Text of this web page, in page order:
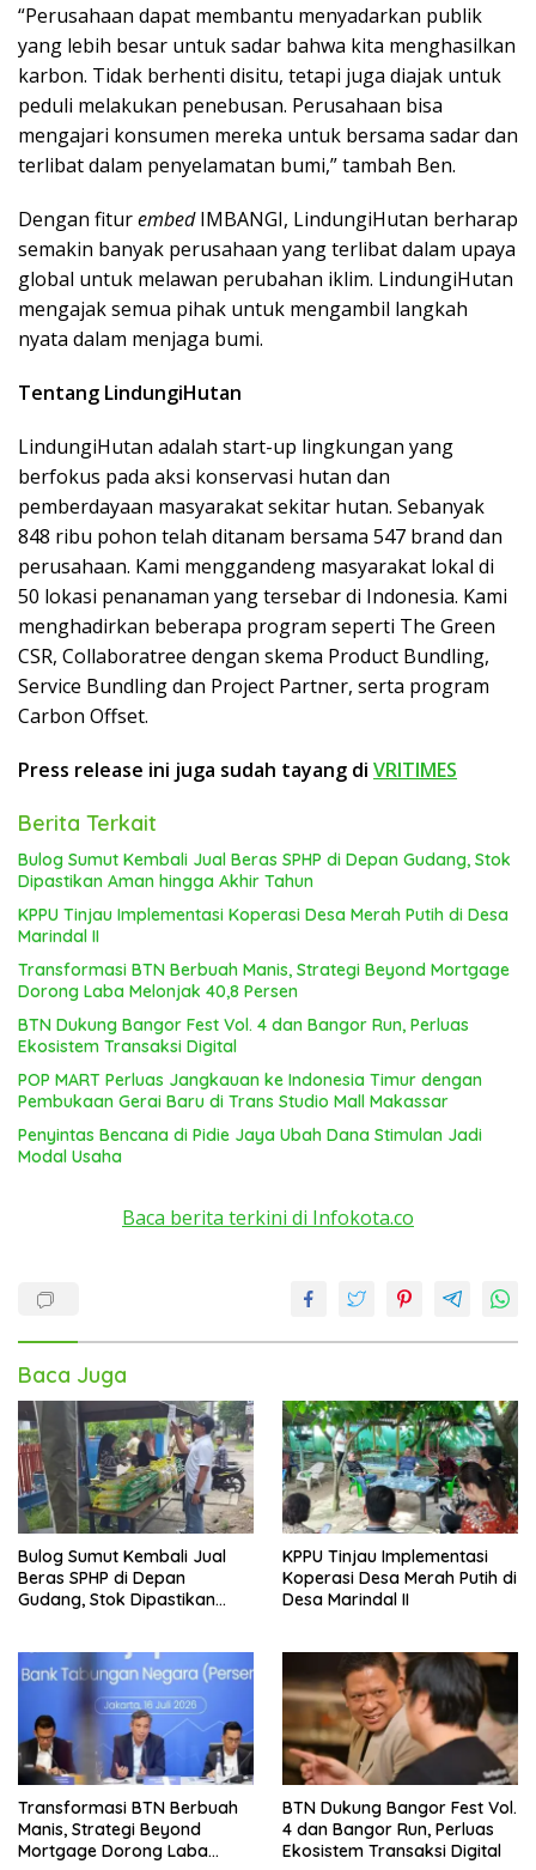
“Perusahaan dapat membantu menyadarkan publik
yang lebih besar untuk sadar bahwa kita menghasilkan
karbon. Tidak berhenti disitu, tetapi juga diajak untuk
peduli melakukan penebusan. Perusahaan bisa
mengajari konsumen mereka untuk bersama sadar dan
terlibat dalam penyelamatan bumi,” tambah Ben.
Dengan fiturembedIMBANGI, LindungiHutan berharap
semakin banyak perusahaan yang terlibat dalam upaya
global untuk melawan perubahan iklim. LindungiHutan
mengajak semua pihak untuk mengambil langkah
nyata dalam menjaga bumi.
Tentang LindungiHutan
LindungiHutan adalah start-up lingkungan yang
berfokus pada aksi konservasi hutan dan
pemberdayaan masyarakat sekitar hutan. Sebanyak
848 ribu pohon telah ditanam bersama 547 brand dan
perusahaan. Kami menggandeng masyarakat lokal di
50 lokasi penanaman yang tersebar di Indonesia. Kami
menghadirkan beberapa program seperti The Green
CSR, Collaboratree dengan skema Product Bundling,
Service Bundling dan Project Partner, serta program
Carbon Offset.
Press release ini juga sudah tayang di VRITIMES
Berita Terkait
Bulog Sumut Kembali Jual Beras SPHP di Depan Gudang, Stok
Dipastikan Aman hingga Akhir Tahun
KPPU Tinjau Implementasi Koperasi Desa Merah Putih di Desa
Marindal II
Transformasi BTN Berbuah Manis, Strategi Beyond Mortgage
Dorong Laba Melonjak 40,8 Persen
BTN Dukung Bangor Fest Vol. 4 dan Bangor Run, Perluas
Ekosistem Transaksi Digital
POP MART Perluas Jangkauan ke Indonesia Timur dengan
Pembukaan Gerai Baru di Trans Studio Mall Makassar
Penyintas Bencana di Pidie Jaya Ubah Dana Stimulan Jadi
Modal Usaha
Baca berita terkini di Infokota.co
Baca Juga
Bulog Sumut Kembali Jual
Beras SPHP di Depan
Gudang, Stok Dipastikan
KPPU Tinjau Implementasi
Koperasi Desa Merah Putih di
Desa Marindal II
Transformasi BTN Berbuah
Manis, Strategi Beyond
Mortgage Dorong Laba
BTN Dukung Bangor Fest Vol.
4 dan Bangor Run, Perluas
Ekosistem Transaksi Digital